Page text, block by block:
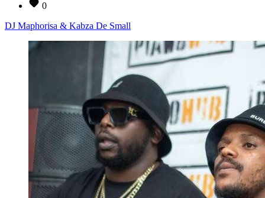
0
DJ Maphorisa & Kabza De Small